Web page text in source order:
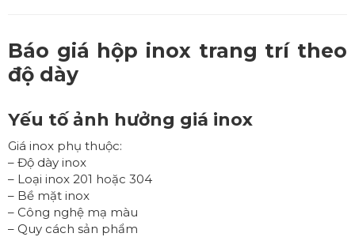
Báo giá hộp inox trang trí theo
độ dày
Yếu tố ảnh hưởng giá inox
Giá inox phụ thuộc:
– Độ dày inox
– Loại inox 201 hoặc 304
– Bề mặt inox
– Công nghệ mạ màu
– Quy cách sản phẩm